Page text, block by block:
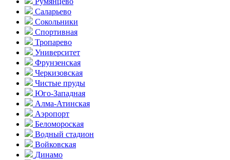
Саларьево
Сокольники
Спортивная
Тропарево
Университет
Фрунзенская
Черкизовская
Чистые пруды
Юго-Западная
Алма-Атинская
Аэропорт
Беломороская
Водный стадион
Войковская
Динамо